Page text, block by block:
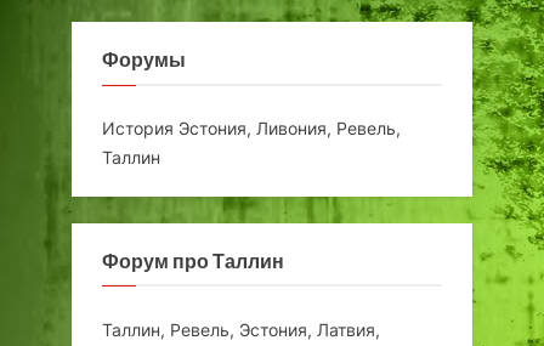
Форумы
История Эстония, Ливония, Ревель,
Таллин
Форум про Таллин
Таллин, Ревель, Эстония, Латвия,